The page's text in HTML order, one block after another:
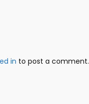
in to post a comment.